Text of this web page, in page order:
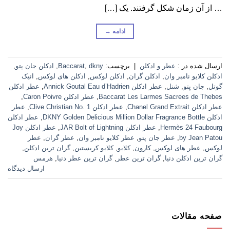
… از آن زمان شکل گرفتند. یک […]
ادامه →
ارسال شده در : عطر و ادکلن برچسب: Baccarat dkny ادکلن جان پتو
ادکلن کلایو نامبر وان
ادکلن گران ادکلن لوکس ادکلن های لوکس
انیک
گوتل
جان پتو شنل عطر ادکلن Annick Goutal Eau d’Hadrien
عطر ادکلن
Baccarat Les Larmes Sacrees de Thebes
عطر ادکلن Caron Poivre
عطر ادکلن Chanel Grand Extrait
عطر ادکلن Clive Christian No. 1
عطر
ادکلن DKNY Golden Delicious Million Dollar Fragrance Bottle
عطر ادکلن
Hermès 24 Faubourg
عطر ادکلن JAR Bolt of Lightning
عطر ادکلن Joy
by Jean Patou
عطر جان پتو عطر کلایو نامبر وان عطر گران
عطر
لوکس
عطر های لوکس ,کارون ,کلایو ,کلایو کریستین ,گران ترین ادکلن
گران ترین ادکلن دنیا ,گران ترین عطر ,گران ترین عطر دنیا
هرمس
ارسال دیدگاه
صفحه مقالات